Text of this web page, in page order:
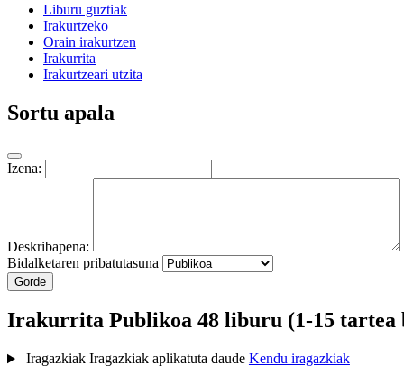
Liburu guztiak
Irakurtzeko
Orain irakurtzen
Irakurrita
Irakurtzeari utzita
Sortu apala
Izena:
Deskribapena:
Bidalketaren pribatutasuna
Gorde
Irakurrita Publikoa 48 liburu (1-15 tartea
Iragazkiak Iragazkiak aplikatuta daude Kendu iragazkiak